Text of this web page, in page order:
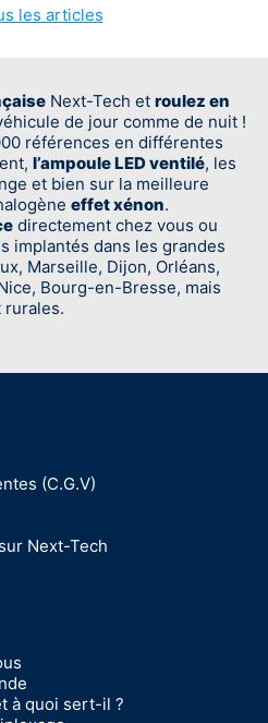
les articles
Next-Tech et roulez en
de jour comme de nuit !
références en différentes
l’ampoule LED ventilé, les
et bien sur la meilleure
effet xénon.
directement chez vous ou
implantés dans les grandes
Marseille, Dijon, Orléans,
Bourg-en-Bresse, mais
rurales.
(C.G.V)
Next-Tech
à quoi sert-il ?